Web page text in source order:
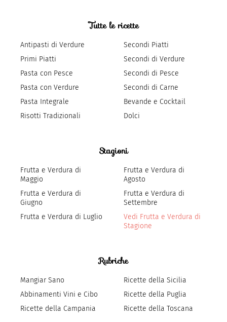
Tutte le ricette
Antipasti di Verdure
Primi Piatti
Pasta con Pesce
Pasta con Verdure
Pasta Integrale
Risotti Tradizionali
Secondi Piatti
Secondi di Verdure
Secondi di Pesce
Secondi di Carne
Bevande e Cocktail
Dolci
Stagioni
Frutta e Verdura di
Maggio
Frutta e Verdura di
Giugno
Frutta e Verdura di Luglio
Frutta e Verdura di
Agosto
Frutta e Verdura di
Settembre
Vedi Frutta e Verdura di
Stagione
Rubriche
Mangiar Sano
Abbinamenti Vini e Cibo
Ricette della Campania
Ricette della Sicilia
Ricette della Puglia
Ricette della Toscana